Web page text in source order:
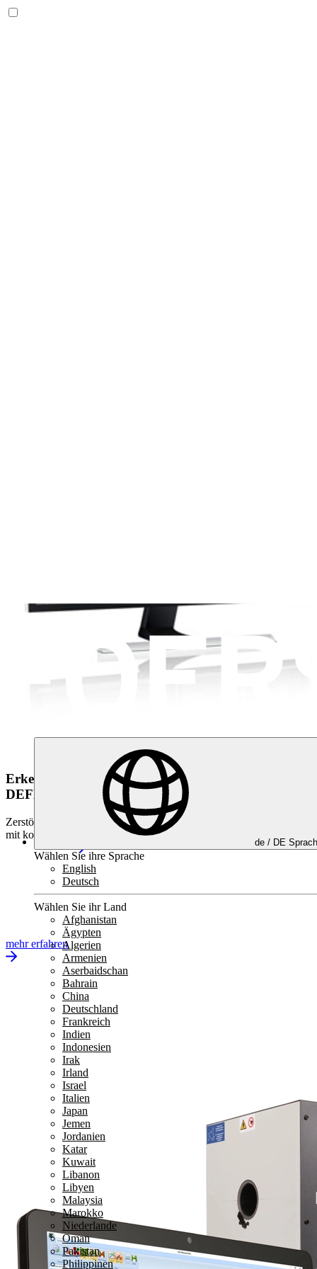
de / DE
Wählen Sie ihre Sprache
English
Deutsch
Wählen Sie ihr Land
Afghanistan
Ägypten
Algerien
Armenien
Aserbaidschan
Bahrain
China
Deutschland
Frankreich
Indien
Indonesien
Irak
Irland
Israel
Italien
Japan
Jemen
Jordanien
Katar
Kuwait
Libanon
Libyen
Malaysia
Marokko
Niederlande
Oman
Pakistan
Philippinen
Erkennung von Ober­flächenfehlern
DEFECTOVISION CT
Zerstörungsfreie und berührungslose Rissprüfung an Komponenten
mit komplexen Geometrien
mehr erfahren